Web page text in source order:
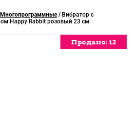
Многопрограммные / Вибратор с
Happy Rabbit розовый 23 см
Продано: 12
Продано: 12
Продано: 12
Продано: 12
Продано: 12
Продано: 12
Продано: 12